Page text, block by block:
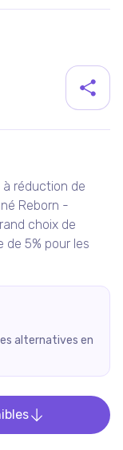
à réduction de
Reborn -
choix de
5% pour les
alternatives en